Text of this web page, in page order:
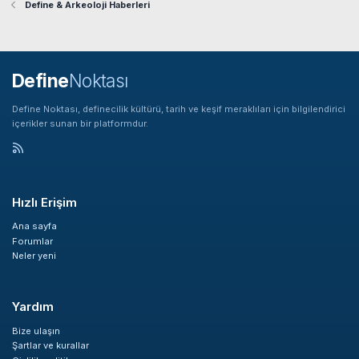
Define & Arkeoloji Haberleri
DefineNoktası
Define Noktası, definecilik kültürü, tarih ve keşif meraklıları için bilgilendirici
içerikler sunan bir platformdur.
Hızlı Erişim
Ana sayfa
Forumlar
Neler yeni
Yardım
Bize ulaşın
Şartlar ve kurallar